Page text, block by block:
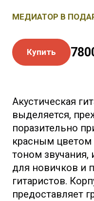
МЕДИАТОР В
Купить
Акустическая
выделяется,
поразительно
красным
тоном
для новичков и
гитаристов.
предоставляет